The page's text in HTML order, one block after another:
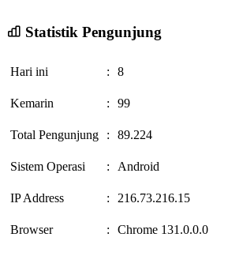
Statistik Pengunjung
Hari ini : 8
Kemarin : 99
Total Pengunjung : 89.224
Sistem Operasi : Android
IP Address : 216.73.216.15
Browser : Chrome 131.0.0.0